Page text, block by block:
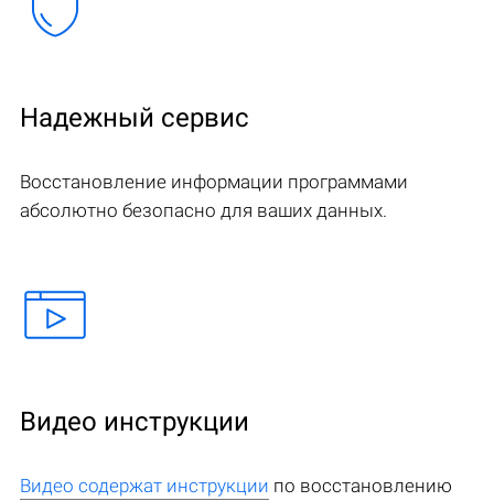
Надежный сервис
Восстановление информации программами
абсолютно безопасно для ваших данных.
Видео инструкции
Видео содержат инструкции по восстановлению